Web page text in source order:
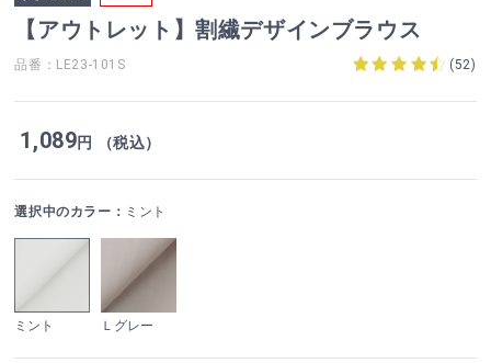
【アウトレット】割繊デザインブラウス
品番：LE23-101S (52)
1,089円 （税込）
選択中のカラー： ミント
ミント Ｌグレー